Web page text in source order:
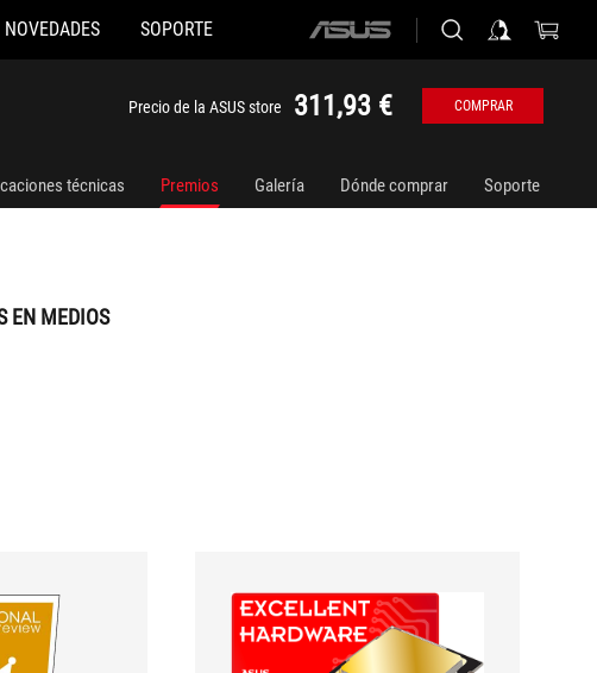
NOVEDADES SOPORTE
ASUS
Precio de la ASUS store 311,93 € COMPRAR
técnicas Premios Galería Dónde comprar Soporte
EN MEDIOS